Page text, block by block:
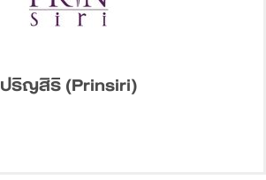
ปริญสิริ (Prinsiri)